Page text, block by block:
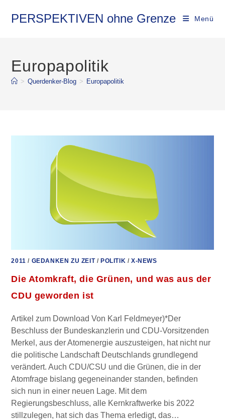
InhaltPERSPEKTIVEN ohne Grenze Menü
Europapolitik
> Querdenker-Blog > Europapolitik
2011 / GEDANKEN ZU ZEIT/POLITIK /X-NEWS
Die Atomkraft, die Grünen, und was aus der
CDU geworden ist
Artikel zum Download Von Karl Feldmeyer)*Der
Beschluss der Bundeskanzlerin und CDU-Vorsitzenden
Merkel, aus der Atomenergie auszusteigen, hat nicht nur
die politische Landschaft Deutschlands grundlegend
verändert. Auch CDU/CSU und die Grünen, die in der
Atomfrage bislang gegeneinander standen, befinden
sich nun in einer neuen Lage. Mit dem
Regierungsbeschluss, alle Kernkraftwerke bis 2022
stillzulegen, hat sich das Thema erledigt, das…